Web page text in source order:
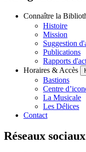
Connaître la
Histoire
Mission
Suggestion
Publications
Rapports
Horaires & Accès
Bastions
Centre
La Musicale
Les Délices
Contact
Réseaux sociaux